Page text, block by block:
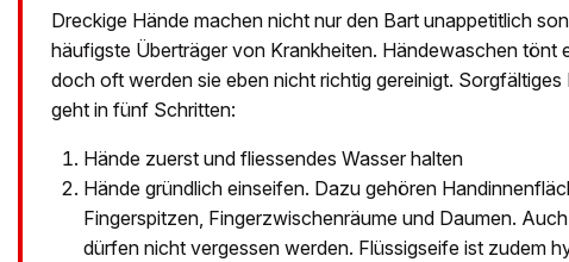
Dreckige Hände machen nicht nur den Bart unappetitlich
häufigste Überträger von Krankheiten. Händewaschen tönt
doch oft werden sie eben nicht richtig gereinigt.
geht in fünf Schritten:
Hände zuerst und fliessendes Wasser halten
Hände gründlich einseifen. Dazu gehören
Fingerspitzen, Fingerzwischenräume und Daumen.
dürfen nicht vergessen werden. Flüssigseife ist zudem